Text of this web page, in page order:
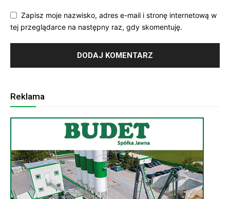
Zapisz moje nazwisko, adres e-mail i stronę internetową w
tej przeglądarce na następny raz, gdy skomentuję.
Reklama